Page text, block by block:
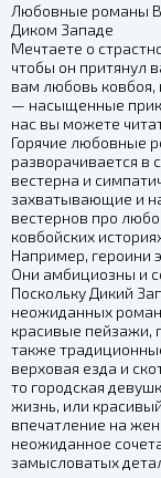
Любовные романы
Диком Западе
Мечтаете о
чтобы он притянул
вам любовь ковбоя,
— насыщенные
нас вы можете
Горячие любовные
разворачивается в
вестерна и
захватывающие и
вестернов про
ковбойских
Например, героини
Они амбициозны и
Поскольку Дикий
неожиданных
красивые пейзажи,
также
верховая езда и
то городская
жизнь, или
впечатление на
неожиданное
замысловатых